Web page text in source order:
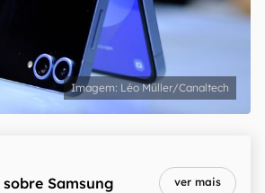
Léo Müller/Canaltech
sobre Samsung ver mais